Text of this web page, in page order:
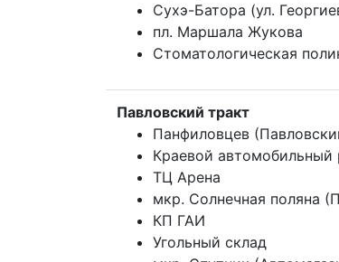
Сухэ-Батора (ул.
пл. Маршала Жукова
Стоматологическая
Павловский тракт
Панфиловцев
Краевой автомобильный
ТЦ Арена
мкр. Солнечная поляна
КП ГАИ
Угольный склад